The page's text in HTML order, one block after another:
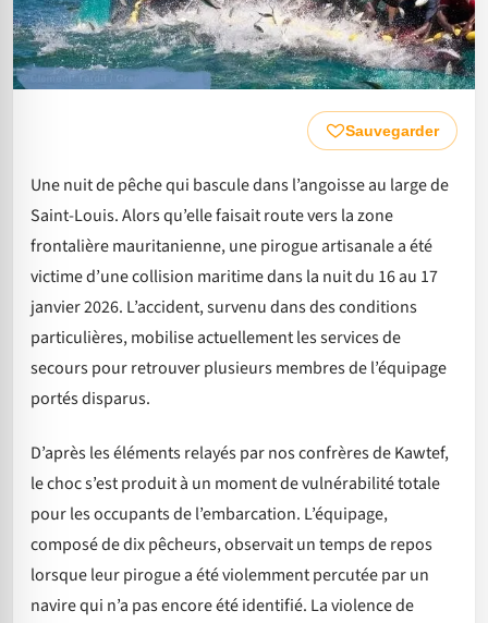
Sauvegarder
Une nuit de pêche qui bascule dans l’angoisse au large de
Saint-Louis. Alors qu’elle faisait route vers la zone
frontalière mauritanienne, une pirogue artisanale a été
victime d’une collision maritime dans la nuit du 16 au 17
janvier 2026. L’accident, survenu dans des conditions
particulières, mobilise actuellement les services de
secours pour retrouver plusieurs membres de l’équipage
portés disparus.
D’après les éléments relayés par nos confrères de Kawtef,
le choc s’est produit à un moment de vulnérabilité totale
pour les occupants de l’embarcation. L’équipage,
composé de dix pêcheurs, observait un temps de repos
lorsque leur pirogue a été violemment percutée par un
navire qui n’a pas encore été identifié. La violence de